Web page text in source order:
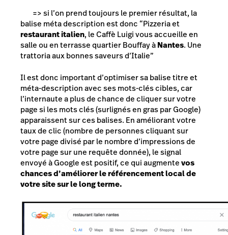
=> si l’on prend toujours le premier résultat, la
balise méta description est donc “Pizzeria et
restaurant italien, le Caffè Luigi vous accueille en
salle ou en terrasse quartier Bouffay àNantes. Une
trattoria aux bonnes saveurs d’Italie”
Il est donc important d’optimiser sa balise titre et
méta-description avec ses mots-clés cibles, car
l’internaute a plus de chance de cliquer sur votre
page si les mots clés (surlignés en gras par Google)
apparaissent sur ces balises. En améliorant votre
taux de clic (nombre de personnes cliquant sur
votre page divisé par le nombre d’impressions de
votre page sur une requête donnée), le signal
envoyé à Google est positif, ce qui augmentevos
chances d’améliorer le référencement local de
votre site sur le long terme.